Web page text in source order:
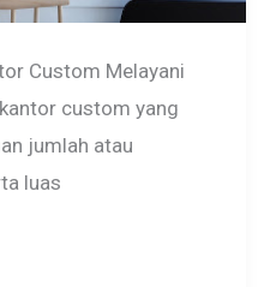
Custom Melayani
custom yang
jumlah atau
luas